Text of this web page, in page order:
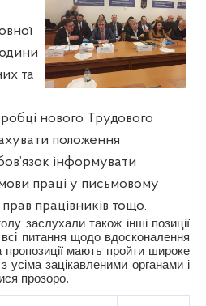
та
нового Трудового
положення
інформувати
праці у письмовому
працівників тощо.
заслухали також інші позиції
питання щодо вдосконалення
пропозиції мають пройти широке
усіма зацікавленими органами і
прозоро.